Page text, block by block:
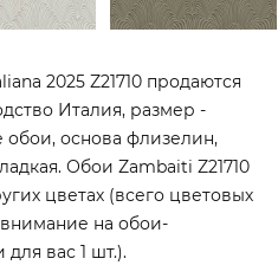
2025 Z21710 продаются
Италия, размер -
обои, основа флизелин,
Обои Zambaiti Z21710
цветах (всего цветовых
на обои-
вас 1 шт.).